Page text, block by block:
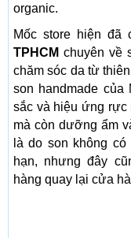
organic.
Mốc store hiện đã
TPHCM chuyên về
chăm sóc da từ
son handmade của
sắc và hiệu ứng rực
mà còn dưỡng ẩm
là do son không
hạn, nhưng đây
hàng quay lại cửa